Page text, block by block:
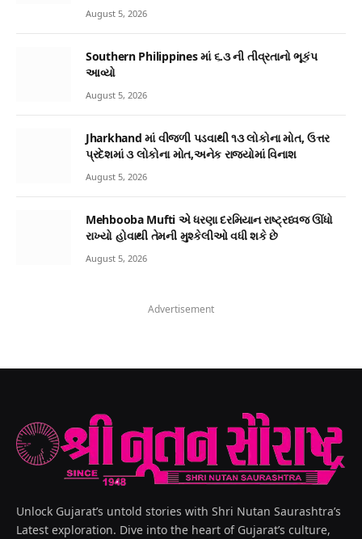
August 5, 2026
Southern Philippines માં ૬.૩ ની તીવ્રતાનો ભૂકંપ
આવ્યો
August 5, 2026
Jharkhand માં વીજળી પડવાથી ૧૩ લોકોના મોત, ઉત્તર
પ્રદેશમાં ૩ લોકોના મોત,અનેક રાજ્યોમાં વિનાશ
August 5, 2026
Mehbooba Mufti એ ધરણા દરમિયાન રાષ્ટ્રધ્વજ ઊંધો
રાખ્યો હોવાથી તેમની મુશ્કેલીઓ વધી શકે છે
August 5, 2026
Advertisement
Unlock Gujarat’s untold stories with Shri Nutan Saurashtra’s
Latest exploration. Dive into the heart of Gujarat’s culture,